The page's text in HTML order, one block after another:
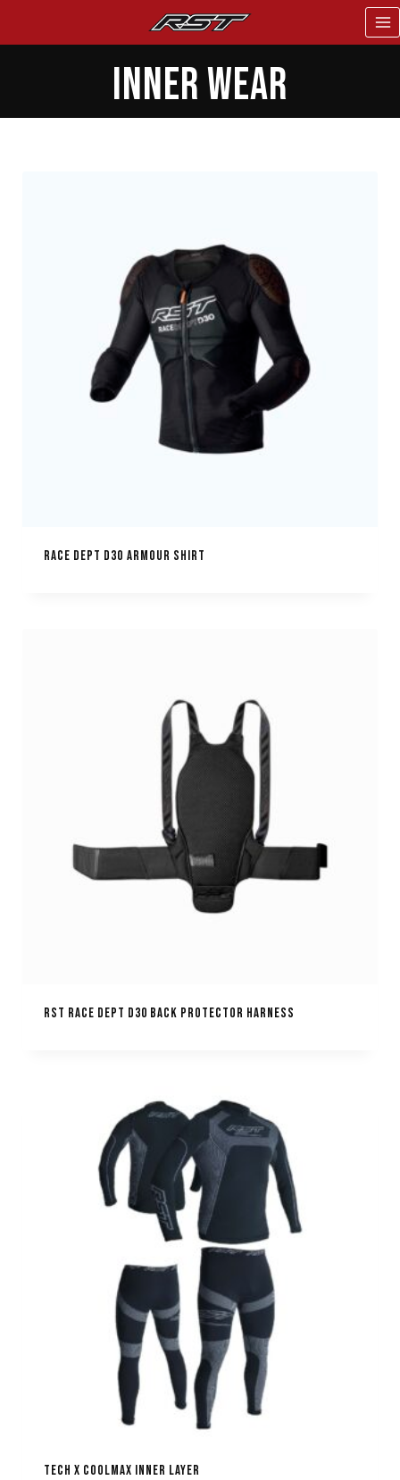
INNER WEAR
RACE DEPT D3O ARMOUR SHIRT
RST RACE DEPT D30 BACK PROTECTOR HARNESS
TECH X COOLMAX INNER LAYER